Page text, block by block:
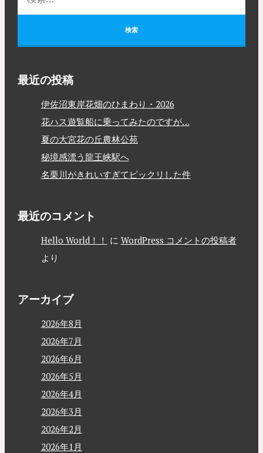
最近の投稿
伊佐沼東岸花畑のひまわり・2026
花ハス遊覧船に乗ってみたのですが…
夏の大宮花の丘農林公苑
秘境感漂う龍王峡駅へ
名栗川がきれいすぎてビックリした件
最近のコメント
Hello World！！ に WordPress コメントの投稿者
より
アーカイブ
2026年8月
2026年7月
2026年6月
2026年5月
2026年4月
2026年3月
2026年2月
2026年1月